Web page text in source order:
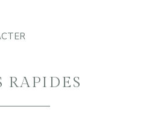
RAPIDES